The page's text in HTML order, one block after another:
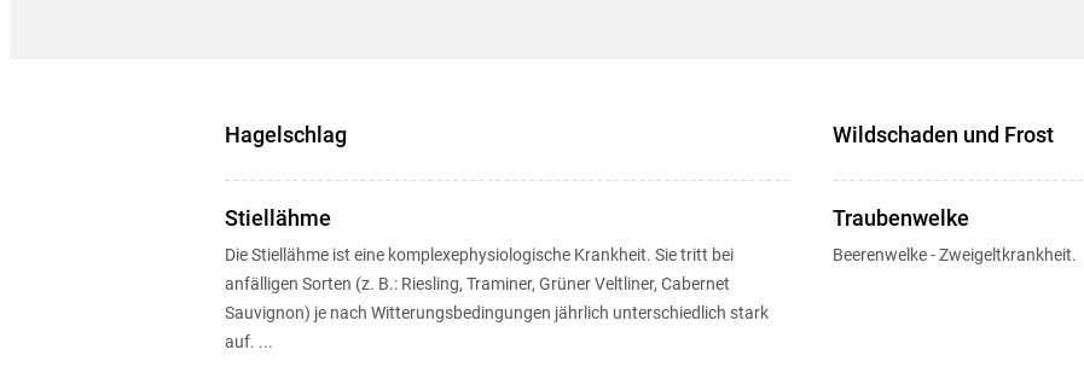
Hagelschlag Wildschaden und Frost
Stiellähme
Die Stiellähme ist eine komplexephysiologische Krankheit. Sie tritt bei
anfälligen Sorten (z. B.: Riesling, Traminer, Grüner Veltliner, Cabernet
Sauvignon) je nach Witterungsbedingungen jährlich unterschiedlich stark
auf. ...
Traubenwelke
Beerenwelke - Zweigeltkrankheit.